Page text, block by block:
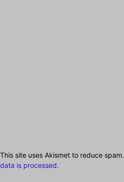
This site uses Akismet to reduce spam.
data is processed.